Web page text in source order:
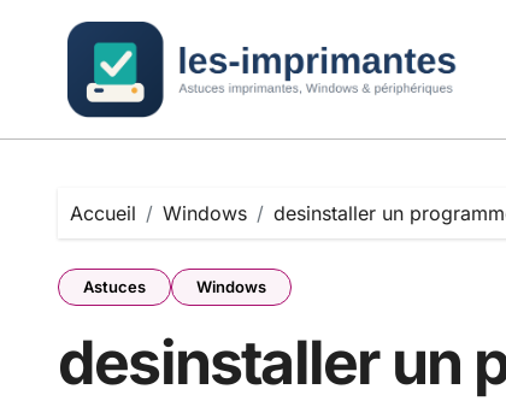
Accueil Windows desinstaller un
Astuces Windows
desinstaller un